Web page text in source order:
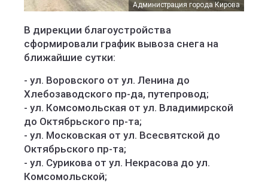
Администрация города Кирова
В дирекции благоустройства
сформировали график вывоза снега на
ближайшие сутки:
- ул. Воровского от ул. Ленина до
Хлебозаводского пр-да, путепровод;
- ул. Комсомольская от ул. Владимирской
до Октябрьского пр-та;
- ул. Московская от ул. Всесвятской до
Октябрьского пр-та;
- ул. Сурикова от ул. Некрасова до ул.
Комсомольской;